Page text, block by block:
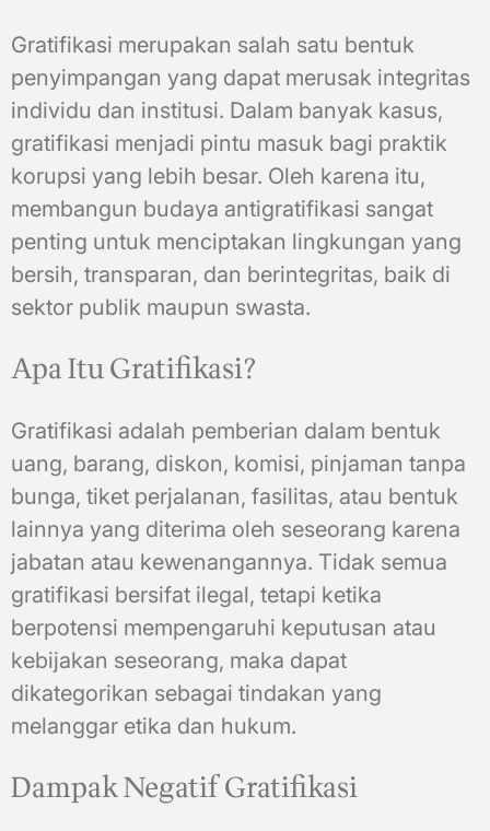
Gratifikasi merupakan salah satu bentuk
penyimpangan yang dapat merusak integritas
individu dan institusi. Dalam banyak kasus,
gratifikasi menjadi pintu masuk bagi praktik
korupsi yang lebih besar. Oleh karena itu,
membangun budaya antigratifikasi sangat
penting untuk menciptakan lingkungan yang
bersih, transparan, dan berintegritas, baik di
sektor publik maupun swasta.
Apa Itu Gratifikasi?
Gratifikasi adalah pemberian dalam bentuk
uang, barang, diskon, komisi, pinjaman tanpa
bunga, tiket perjalanan, fasilitas, atau bentuk
lainnya yang diterima oleh seseorang karena
jabatan atau kewenangannya. Tidak semua
gratifikasi bersifat ilegal, tetapi ketika
berpotensi mempengaruhi keputusan atau
kebijakan seseorang, maka dapat
dikategorikan sebagai tindakan yang
melanggar etika dan hukum.
Dampak Negatif Gratifikasi